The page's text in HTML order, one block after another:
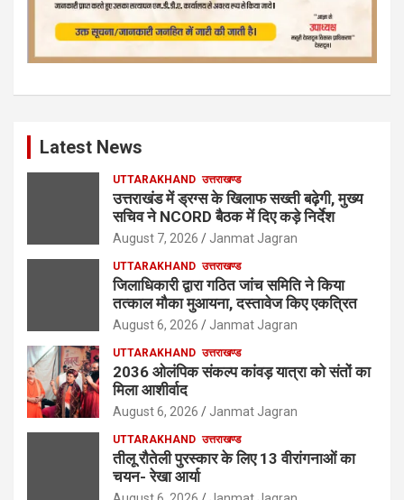
Latest News
UTTARAKHAND उत्तराखण्ड
उत्तराखंड में ड्रग्स के खिलाफ सख्ती बढ़ेगी, मुख्य
सचिव ने NCORD बैठक में दिए कड़े निर्देश
August 7, 2026 Janmat Jagran
UTTARAKHAND उत्तराखण्ड
जिलाधिकारी द्वारा गठित जांच समिति ने किया
तत्काल मौका मुआयना, दस्तावेज किए एकत्रित
August 6, 2026 Janmat Jagran
UTTARAKHAND उत्तराखण्ड
2036 ओलंपिक संकल्प कांवड़ यात्रा को संतों का
मिला आशीर्वाद
August 6, 2026 Janmat Jagran
UTTARAKHAND उत्तराखण्ड
तीलू रौतेली पुरस्कार के लिए 13 वीरांगनाओं का
चयन- रेखा आर्या